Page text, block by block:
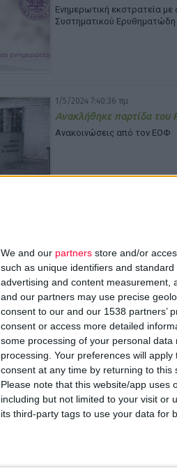
We and our partners store and/or
such as unique identifiers and
advertising and content measurement,
and our partners may use precise
consent to our and our 1538 partners’
consent or access more detailed
some processing of your personal
processing. Your preferences will
consent at any time by returning to this
Please note that this website/app uses
including but not limited to your visit or
its third-party tags to use your data for
Ενημερωτική εκστρατεία
Συστηματικού
1/5/2024 7:40:36 πμ
Ανακλήθηκε παρτίδα του
Ανακοινώσεις από τον ΕΟΦ
Όγκοι της υπόφυσης: Πού
θεραπεία;
Σύμφωνα με νέα μελέτη από
26/4/2024 12:04:20 πμ
MERCK: Παρουσίασε νέα
κλαδριβίνης
Για τους ασθενείς με